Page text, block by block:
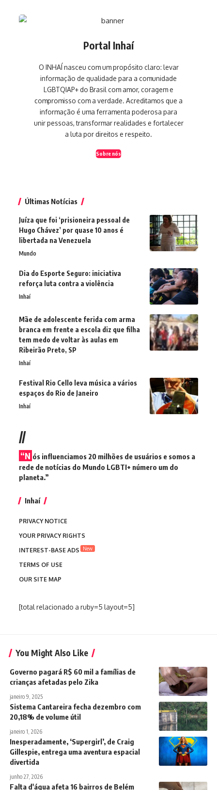
Portal Inhaí
O INHAÍ nasceu com um propósito claro: levar
informação de qualidade para a comunidade
LGBTQIAP+ do Brasil com amor, coragem e
compromisso com a verdade. Acreditamos que a
informação é uma ferramenta poderosa para
unir pessoas, transformar realidades e fortalecer
a luta por direitos e respeito.
Sobre nós
Últimas Notícias
Juíza que foi ‘prisioneira pessoal de
Hugo Chávez’ por quase 10 anos é
libertada na Venezuela
Mundo
Dia do Esporte Seguro: iniciativa
reforça luta contra a violência
Inhaí
Mãe de adolescente ferida com arma
branca em frente a escola diz que filha
tem medo de voltar às aulas em
Ribeirão Preto, SP
Inhaí
Festival Rio Cello leva música a vários
espaços do Rio de Janeiro
Inhaí
//
“N ós influenciamos 20 milhões de usuários e somos a
rede de notícias do Mundo LGBTI+ número um do
planeta.”
Inhaí
PRIVACY NOTICE
YOUR PRIVACY RIGHTS
INTEREST-BASE ADS
New
TERMS OF USE
OUR SITE MAP
[total relacionado a ruby=5 layout=5]
You Might Also Like
Governo pagará R$ 60 mil a famílias de
crianças afetadas pelo Zika
janeiro 9, 2025
Sistema Cantareira fecha dezembro com
20,18% de volume útil
janeiro 1, 2026
Inesperadamente, ‘Supergirl’, de Craig
Gillespie, entrega uma aventura espacial
divertida
junho 27, 2026
Falta d'água afeta 16 bairros de Belém